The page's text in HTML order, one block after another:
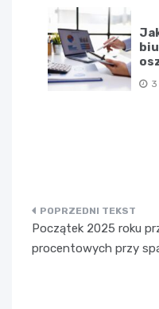
Nawigacja
wpisu
Początek 2025 roku
procentowych przy